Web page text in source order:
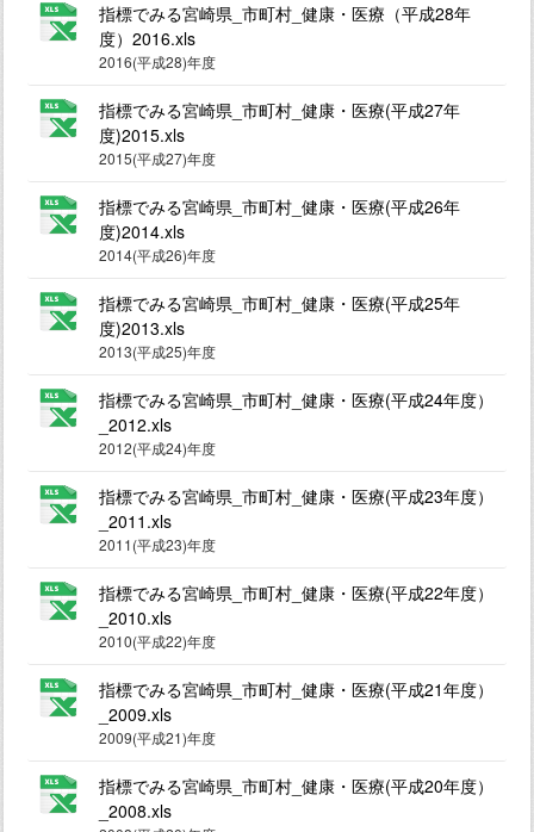
指標でみる宮崎県_市町村_健康・医療（平成28年
度）2016.xls
2016(平成28)年度
指標でみる宮崎県_市町村_健康・医療(平成27年
度)2015.xls
2015(平成27)年度
指標でみる宮崎県_市町村_健康・医療(平成26年
度)2014.xls
2014(平成26)年度
指標でみる宮崎県_市町村_健康・医療(平成25年
度)2013.xls
2013(平成25)年度
指標でみる宮崎県_市町村_健康・医療(平成24年度）
_2012.xls
2012(平成24)年度
指標でみる宮崎県_市町村_健康・医療(平成23年度）
_2011.xls
2011(平成23)年度
指標でみる宮崎県_市町村_健康・医療(平成22年度）
_2010.xls
2010(平成22)年度
指標でみる宮崎県_市町村_健康・医療(平成21年度）
_2009.xls
2009(平成21)年度
指標でみる宮崎県_市町村_健康・医療(平成20年度）
_2008.xls